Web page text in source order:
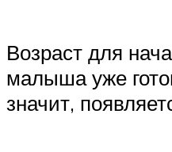
Возраст для
малыша уже
значит,